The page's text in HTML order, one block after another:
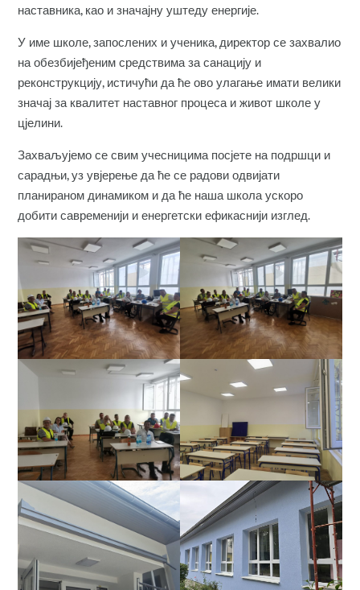
наставника, као и значајну уштеду енергије.
У име школе, запослених и ученика, директор се захвалио
на обезбијеђеним средствима за санацију и
реконструкцију, истичући да ће ово улагање имати велики
значај за квалитет наставног процеса и живот школе у
цјелини.
Захваљујемо се свим учесницима посјете на подршци и
сарадњи, уз увјерење да ће се радови одвијати
планираном динамиком и да ће наша школа ускоро
добити савременији и енергетски ефикаснији изглед.